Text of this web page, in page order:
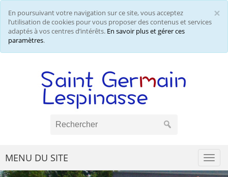
×
En poursuivant votre navigation sur ce site, vous acceptez
l’utilisation de cookies pour vous proposer des contenus et services
adaptés à vos centres d’intérêts. En savoir plus et gérer ces
paramètres.
MENU DU SITE